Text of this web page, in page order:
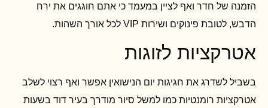
הזמנה של חדר ואף לציין במעמד כי אתם חוגגים את ירח
הדבש, לטובת פינוקים ושירות VIP לכל אורך השהות.
אטרקציות לזוגות
בשביל לשדרג את חגיגות יום הנישואין אפשר ואף רצוי לשלב
אטרקציות רומנטיות כמו למשל סיור מודרך בעיר דוד בשעות